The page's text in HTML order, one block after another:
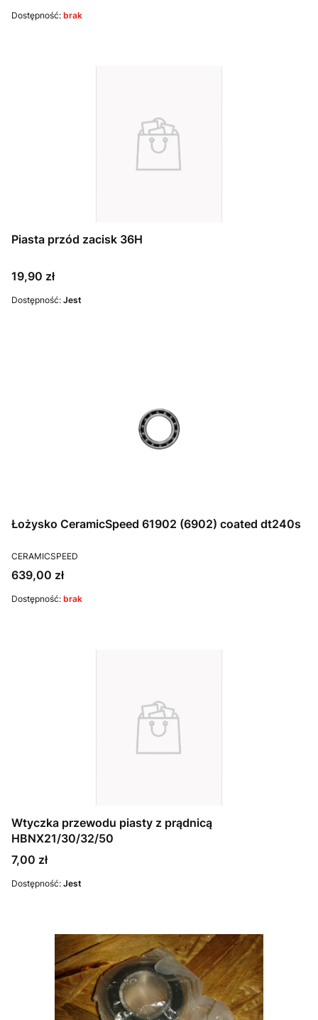
Dostępność: brak
Piasta przód zacisk 36H
Cena
19,90 zł
Dostępność: Jest
Łożysko CeramicSpeed 61902 (6902) coated dt240s
PRODUCENT
CERAMICSPEED
Cena
639,00 zł
Dostępność: brak
Wtyczka przewodu piasty z prądnicą
HBNX21/30/32/50
Cena
7,00 zł
Dostępność: Jest